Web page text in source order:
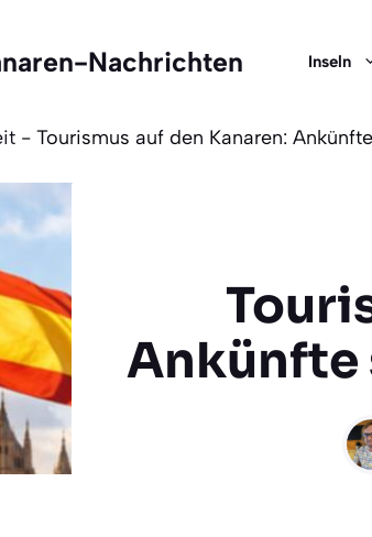
Nachrichten Inseln
- Tourismus auf den Kanaren:
Ankünfte